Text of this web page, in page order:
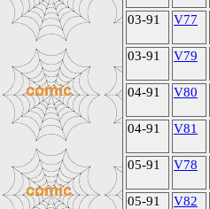
03-91 V77
03-91 V79
04-91 V80
04-91 V81
05-91 V78
05-91 V82